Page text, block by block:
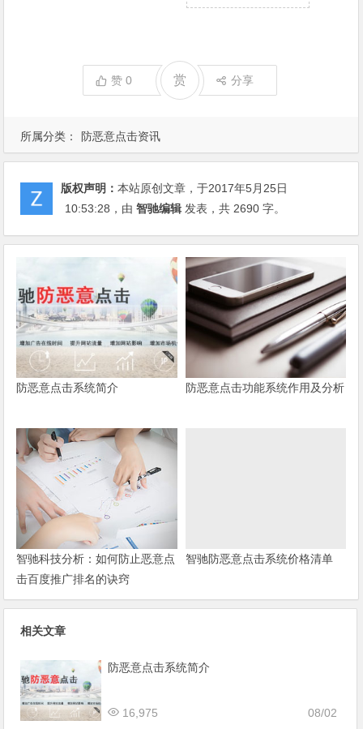
所属分类： 防恶意点击资讯
赞0 赏 分享
版权声明：本站原创文章，于2017年5月25日
10:53:28 ，由智驰编辑 发表，共 2690 字。
防恶意点击系统简介 防恶意点击功能系统作用及分析
智驰科技分析：如何防止恶意点
击百度推广排名的诀窍
智驰防恶意点击系统价格清单
相关文章
防恶意点击系统简介
08/02
16,975